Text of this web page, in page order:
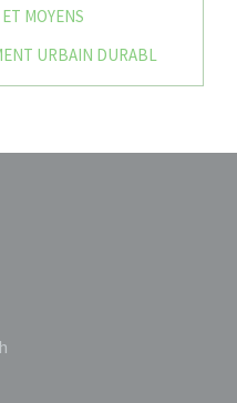
MOYENS
URBAIN DURABL